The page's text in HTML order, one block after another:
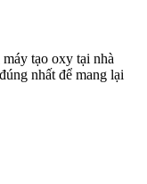
tạo oxy tại nhà
nhất để mang lại